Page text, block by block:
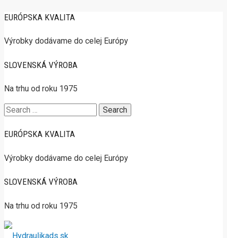
EURÓPSKA KVALITA
Výrobky dodávame do celej Európy
SLOVENSKÁ VÝROBA
Na trhu od roku 1975
Search
EURÓPSKA KVALITA
Výrobky dodávame do celej Európy
SLOVENSKÁ VÝROBA
Na trhu od roku 1975